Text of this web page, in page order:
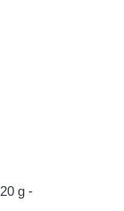
g -